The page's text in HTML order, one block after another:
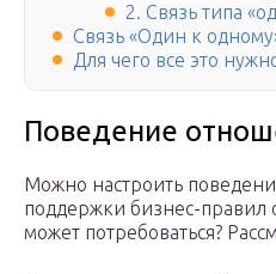
2. Связь типа
Связь «Один к
Для чего все это
Поведение
Можно настроить
поддержки бизнес-правил
может потребоваться?